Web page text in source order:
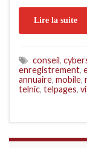
Lire la suite
conseil,
enregistrement,
annuaire, mobile,
telnic, telpages,